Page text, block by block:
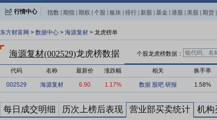
行情中心 指数 期指 期权 个股 板块 排行 新股 基金 港股 美股 期货
东方财富网 > 数据中心 > 海源复材 > 龙虎榜单
海源复材(002529)龙虎榜数据 个股龙虎榜数据：
代码 名称 最新价 涨跌幅 相关 换手率
002529 海源复材 6.90 1.17% 数据 股吧 研报 1.58%
每日成交明细 历次上榜后表现 营业部买卖统计 机构